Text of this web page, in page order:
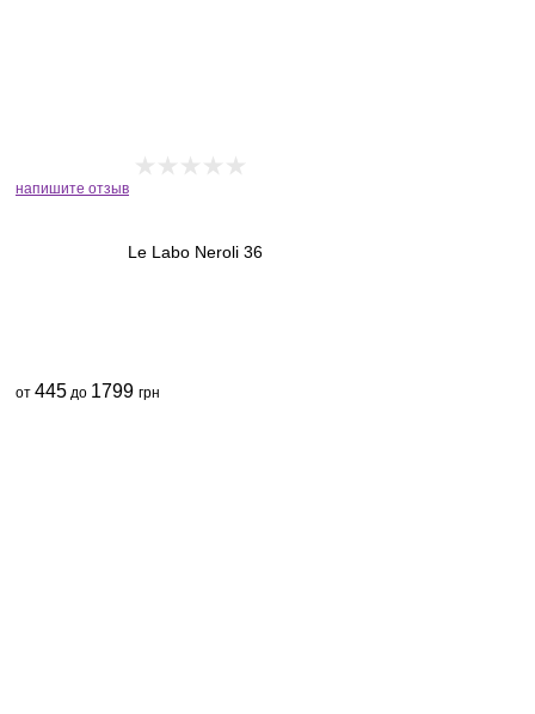
напишите отзыв
Le Labo Neroli 36
от 445 до 1799 грн